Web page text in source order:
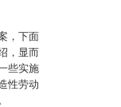
，下面
，显而
些实施
性劳动